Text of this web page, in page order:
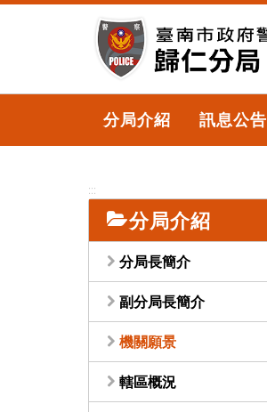
跳
內
分局介紹 訊息公告
:::
分局介紹
分局長簡介
副分局長簡介
機關願景
轄區概況